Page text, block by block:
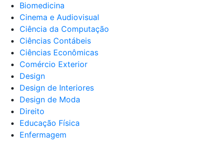
Biomedicina
Cinema e Audiovisual
Ciência da Computação
Ciências Contábeis
Ciências Econômicas
Comércio Exterior
Design
Design de Interiores
Design de Moda
Direito
Educação Física
Enfermagem